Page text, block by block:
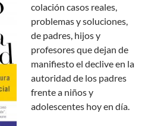
colación casos reales,
problemas y soluciones,
de padres, hijos y
profesores que dejan de
manifiesto el declive en la
autoridad de los padres
frente a niños y
adolescentes hoy en día.